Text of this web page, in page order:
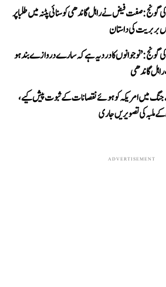
گونج: صفت فیض نے راہل گاندھی کو سنائی پٹنہ میں طلبا پر
بربریت کی داستان
گونج: ’نوجوانوں کا درد یہ ہے کہ سارے دروازے بند ہو
گاندھی
میں امریکہ کو ہوئے نقصانات کے ثبوت پیش کیے،
کے ملبہ کی تصویریں جاری
ADVERTISEMENT